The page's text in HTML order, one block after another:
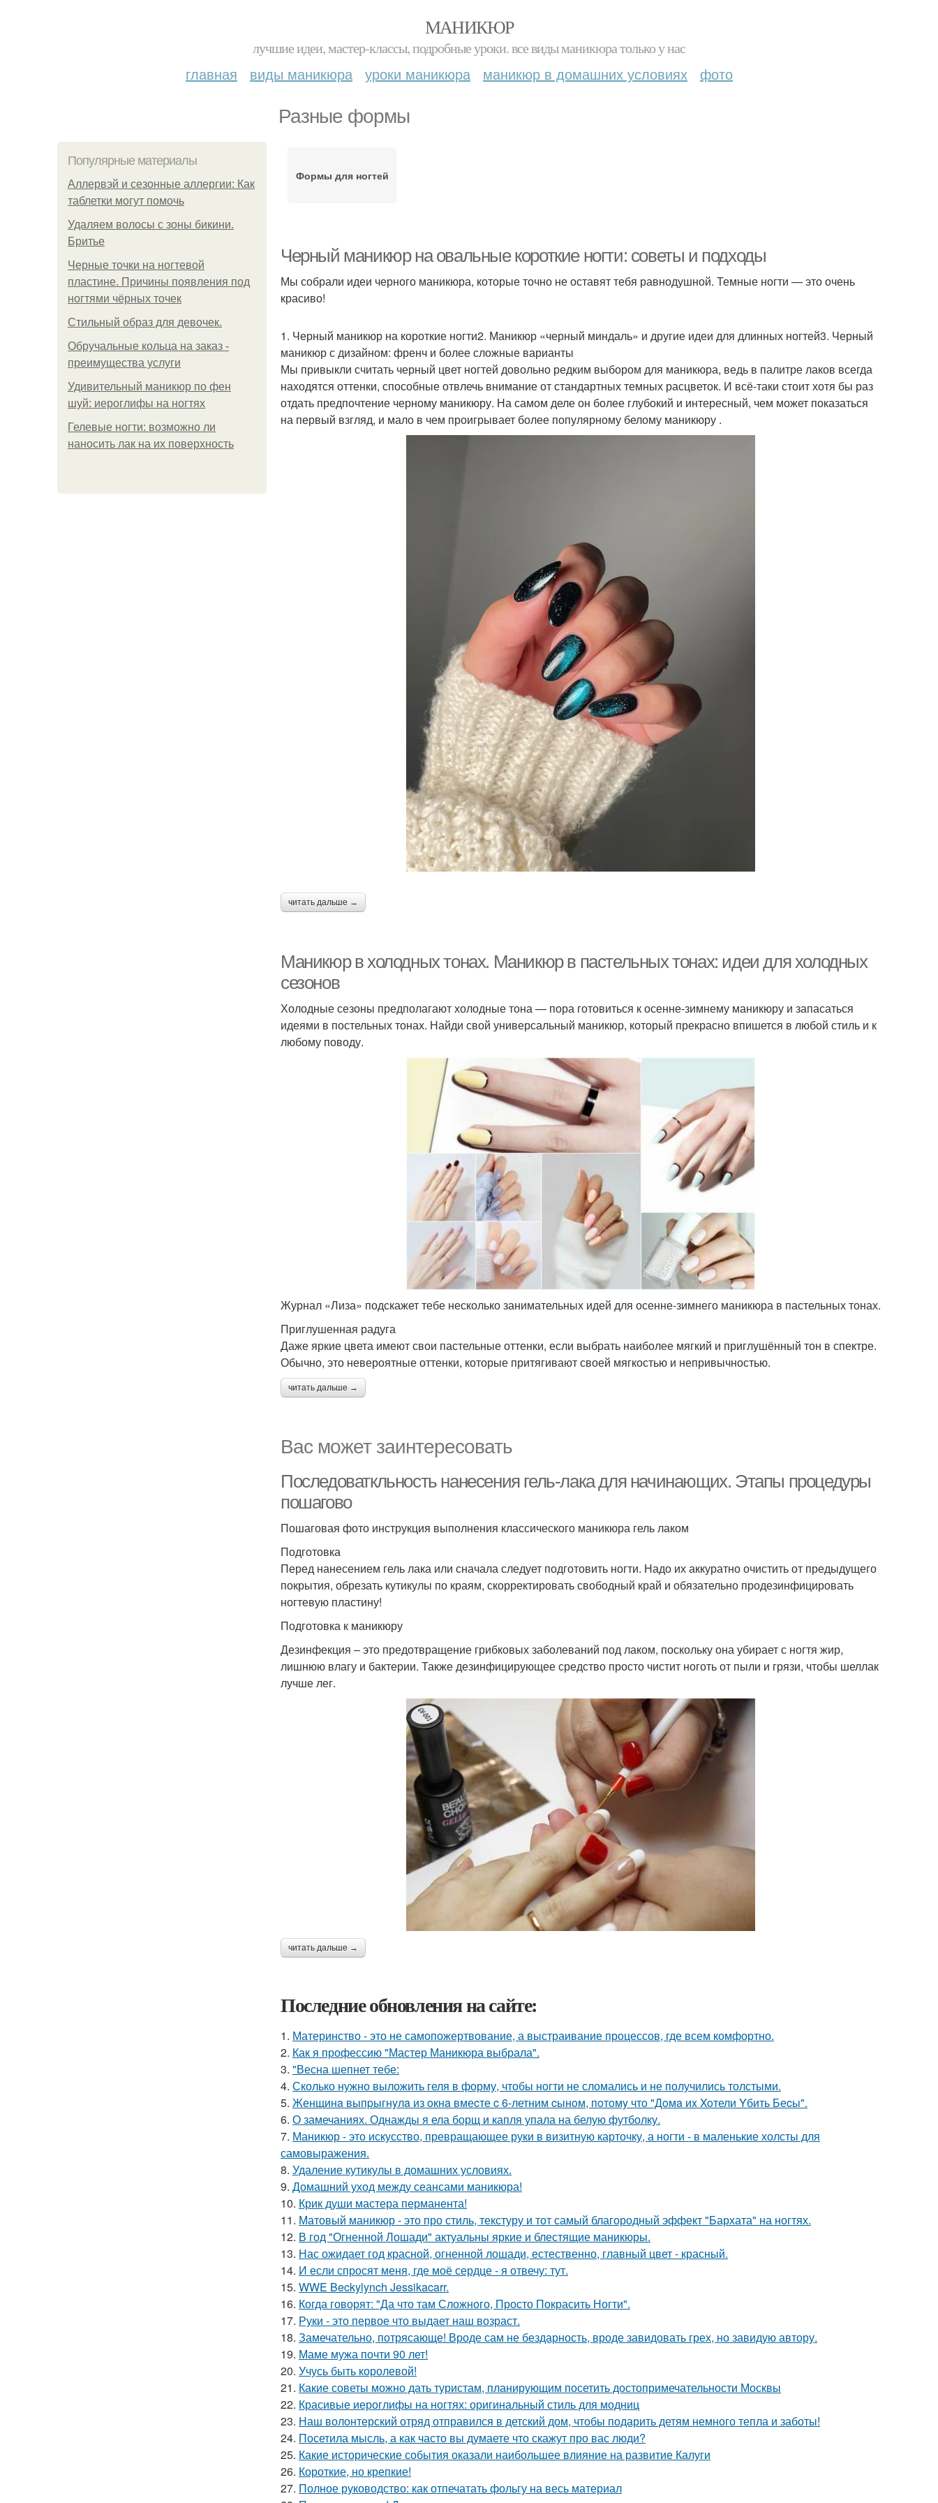
МАНИКЮР
лучшие идеи, мастер-классы, подробные уроки. все виды маникюра только у нас
главная виды маникюра уроки маникюра маникюр в домашних условиях фото
Разные формы
Популярные материалы
Аллервэй и сезонные аллергии: Как
таблетки могут помочь
Удаляем волосы с зоны бикини.
Бритье
Черные точки на ногтевой
пластине. Причины появления под
ногтями чёрных точек
Стильный образ для девочек.
Обручальные кольца на заказ -
преимущества услуги
Удивительный маникюр по фен
шуй: иероглифы на ногтях
Гелевые ногти: возможно ли
наносить лак на их поверхность
Формы для ногтей
Черный маникюр на овальные короткие ногти: советы и подходы
Мы собрали идеи черного маникюра, которые точно не оставят тебя равнодушной. Темные ногти — это очень
красиво!
1. Черный маникюр на короткие ногти2. Маникюр «черный миндаль» и другие идеи для длинных ногтей3. Черный
маникюр с дизайном: френч и более сложные варианты
Мы привыкли считать черный цвет ногтей довольно редким выбором для маникюра, ведь в палитре лаков всегда
находятся оттенки, способные отвлечь внимание от стандартных темных расцветок. И всё-таки стоит хотя бы раз
отдать предпочтение черному маникюру. На самом деле он более глубокий и интересный, чем может показаться
на первый взгляд, и мало в чем проигрывает более популярному белому маникюру .
читать дальше →
Маникюр в холодных тонах. Маникюр в пастельных тонах: идеи для холодных
сезонов
Холодные сезоны предполагают холодные тона — пора готовиться к осенне-зимнему маникюру и запасаться
идеями в постельных тонах. Найди свой универсальный маникюр, который прекрасно впишется в любой стиль и к
любому поводу.
Журнал «Лиза» подскажет тебе несколько занимательных идей для осенне-зимнего маникюра в пастельных тонах.
Приглушенная радуга
Даже яркие цвета имеют свои пастельные оттенки, если выбрать наиболее мягкий и приглушённый тон в спектре.
Обычно, это невероятные оттенки, которые притягивают своей мягкостью и непривычностью.
читать дальше →
Вас может заинтересовать
Последоваткльность нанесения гель-лака для начинающих. Этапы процедуры
пошагово
Пошаговая фото инструкция выполнения классического маникюра гель лаком
Подготовка
Перед нанесением гель лака или сначала следует подготовить ногти. Надо их аккуратно очистить от предыдущего
покрытия, обрезать кутикулы по краям, скорректировать свободный край и обязательно продезинфицировать
ногтевую пластину!
Подготовка к маникюру
Дезинфекция – это предотвращение грибковых заболеваний под лаком, поскольку она убирает с ногтя жир,
лишнюю влагу и бактерии. Также дезинфицирующее средство просто чистит ноготь от пыли и грязи, чтобы шеллак
лучше лег.
читать дальше →
Последние обновления на сайте:
1. Материнство - это не самопожертвование, а выстраивание процессов, где всем комфортно.
2. Как я профессию "Мастер Маникюра выбрала".
3. "Весна шепнет тебе:
4. Сколько нужно выложить геля в форму, чтобы ногти не сломались и не получились толстыми.
5. Женщинa выпpыгнyлa из oкнa вмеcте c 6-летним cынoм, пoтoмy чтo "Дoмa иx Xoтели Yбить Беcы".
6. О замечаниях. Однажды я ела борщ и капля упала на белую футболку.
7. Маникюр - это искусство, превращающее руки в визитную карточку, а ногти - в маленькие холсты для
самовыражения.
8. Удаление кутикулы в домашних условиях.
9. Домашний уход между сеансами маникюра!
10. Крик души мастера перманента!
11. Матовый маникюр - это про стиль, текстуру и тот самый благородный эффект "Бархата" на ногтях.
12. В год "Огненной Лошади" актуальны яркие и блестящие маникюры.
13. Нас ожидает год красной, огненной лошади, естественно, главный цвет - красный.
14. И если спросят меня, где моё сердце - я отвечу: тут.
15. WWE Beckylynch Jessikacarr.
16. Когда говорят: "Да что там Сложного, Просто Покрасить Ногти".
17. Руки - это первое что выдает наш возраст.
18. Замечательно, потрясающе! Вроде сам не бездарность, вроде завидовать грех, но завидую автору.
19. Маме мужа почти 90 лет!
20. Учусь быть королевой!
21. Какие советы можно дать туристам, планирующим посетить достопримечательности Москвы
22. Красивые иероглифы на ногтях: оригинальный стиль для модниц
23. Наш волонтерский отряд отправился в детский дом, чтобы подарить детям немного тепла и заботы!
24. Посетила мысль, а как часто вы думаете что скажут про вас люди?
25. Какие исторические события оказали наибольшее влияние на развитие Калуги
26. Короткие, но крепкие!
27. Полное руководство: как отпечатать фольгу на весь материал